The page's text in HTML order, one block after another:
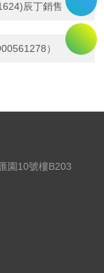
辰丁銷售
）
園10號樓B203